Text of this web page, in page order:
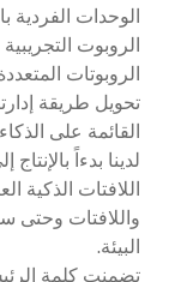
الوحدات الفردية
الروبوتات
تحويل طريقة
القائمة على
لدينا بدءاً
اللافتات الذكية
واللافتات وحتى
البيئة.
تضمنت كلمة